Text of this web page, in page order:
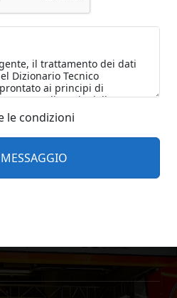
le condizioni